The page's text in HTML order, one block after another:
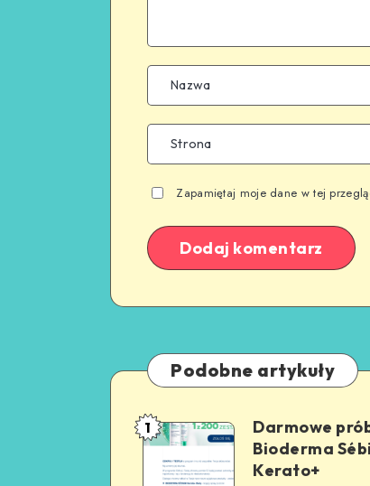
Zapamiętaj moje dane w tej
Podobne artykuły
1
Darmowe
Bioderma
Kerato+